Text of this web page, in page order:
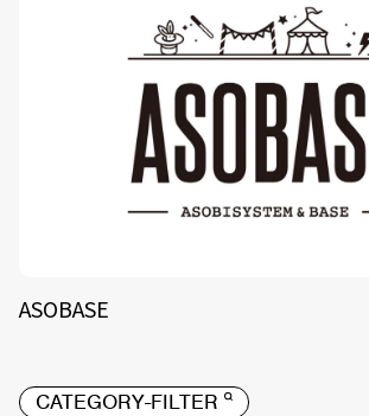
ASOBASE
CATEGORY-FILTER